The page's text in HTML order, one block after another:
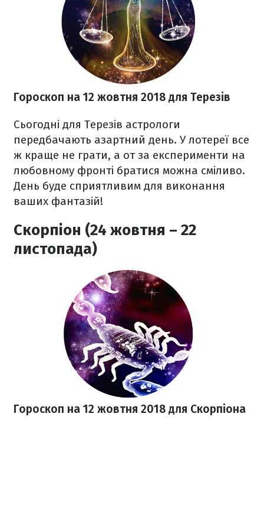
Гороскоп на 12 жовтня 2018 для Терезів
Сьогодні для Терезів астрологи
передбачають азартний день. У лотереї все
ж краще не грати, а от за експерименти на
любовному фронті братися можна сміливо.
День буде сприятливим для виконання
ваших фантазій!
Скорпіон (24 жовтня – 22
листопада)
Гороскоп на 12 жовтня 2018 для Скорпіона